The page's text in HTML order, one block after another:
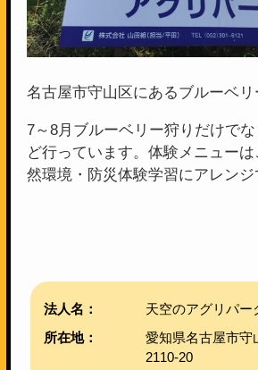
名古屋市守山区にあるブルーベリ
7～8月ブルーベリー狩りだけで
ど行っています。体験メニュー
然環境・防災体験学習にアレンジ
法人名：
天空のアグリパー
所在地：
愛知県名古屋市守
2110-20